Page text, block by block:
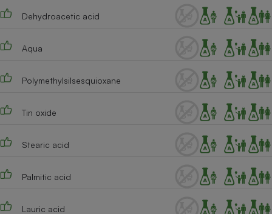
Dehydroacetic acid
Aqua
Polymethylsilsesquioxane
Tin oxide
Stearic acid
Palmitic acid
Lauric acid
Robot ménager